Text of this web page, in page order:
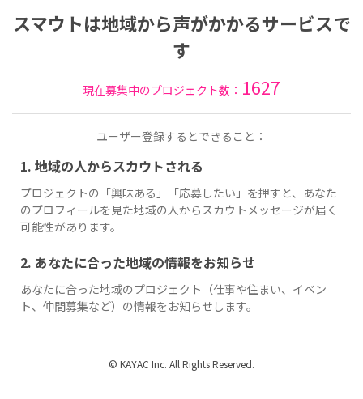
スマウトは地域から声がかかるサービスで
す
現在募集中のプロジェクト数： 1627
ユーザー登録するとできること：
1. 地域の人からスカウトされる
プロジェクトの「興味ある」「応募したい」を押すと、あなた
のプロフィールを見た地域の人からスカウトメッセージが届く
可能性があります。
2. あなたに合った地域の情報をお知らせ
あなたに合った地域のプロジェクト（仕事や住まい、イベン
ト、仲間募集など）の情報をお知らせします。
© KAYAC Inc. All Rights Reserved.